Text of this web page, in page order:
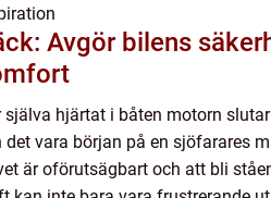
Avgör bilens
själva hjärtat i båten motorn
det vara början på en sjöfarares
är oförutsägbart och att bli